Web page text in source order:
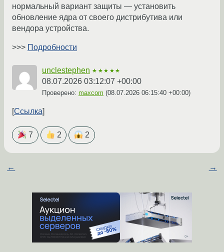
нормальный вариант защиты — установить
обновление ядра от своего дистрибутива или
вендора устройства.
>>> Подробности
unclestephen ★★★★★
08.07.2026 03:12:07 +00:00
Проверено: maxcom (08.07.2026 06:15:40 +00:00)
Ссылка
7 2 2
← →